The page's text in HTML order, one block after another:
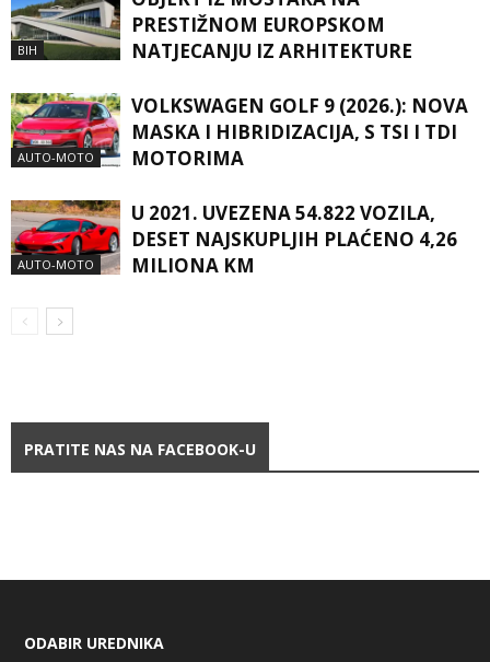
BIH
PRESTIŽNOM EUROPSKOM
NATJECANJU IZ ARHITEKTURE
AUTO-MOTO
VOLKSWAGEN GOLF 9 (2026.): NOVA
MASKA I HIBRIDIZACIJA, S TSI I TDI
MOTORIMA
AUTO-MOTO
U 2021. UVEZENA 54.822 VOZILA,
DESET NAJSKUPLJIH PLAĆENO 4,26
MILIONA KM
PRATITE NAS NA FACEBOOK-U
ODABIR UREDNIKA